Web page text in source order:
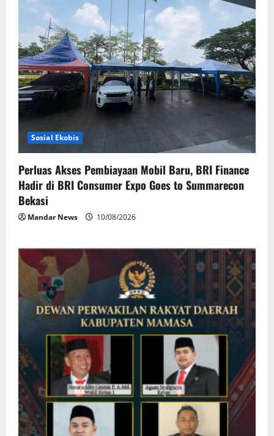
Sosial Ekobis
Perluas Akses Pembiayaan Mobil Baru, BRI Finance
Hadir di BRI Consumer Expo Goes to Summarecon
Bekasi
Mandar News 10/08/2026